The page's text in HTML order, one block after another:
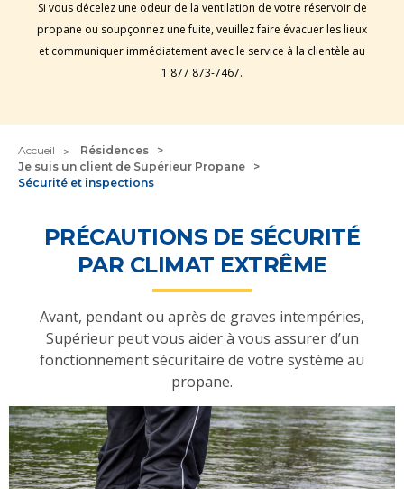
Si vous décelez une odeur de la ventilation de votre réservoir de
propane ou soupçonnez une fuite, veuillez faire évacuer les lieux
et communiquer immédiatement avec le service à la clientèle au
1 877 873-7467.
Accueil
Résidences
Je suis un client de Supérieur Propane
Sécurité et inspections
PRÉCAUTIONS DE SÉCURITÉ
PAR CLIMAT EXTRÊME
Avant, pendant ou après de graves intempéries,
Supérieur peut vous aider à vous assurer d’un
fonctionnement sécuritaire de votre système au
propane.